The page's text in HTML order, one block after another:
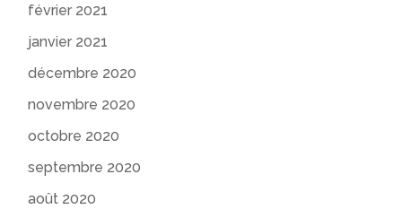
février 2021
janvier 2021
décembre 2020
novembre 2020
octobre 2020
septembre 2020
août 2020